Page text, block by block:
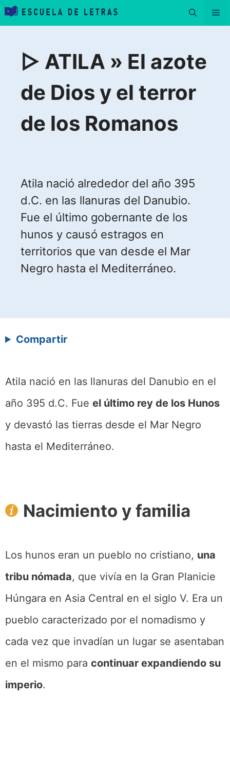
Saltar
contenido▷ ATILA » El azote
de Dios y el terror
de los Romanos
Atila nació alrededor del año 395
d.C. en las llanuras del Danubio.
Fue el último gobernante de los
hunos y causó estragos en
territorios que van desde el Mar
Negro hasta el Mediterráneo.
Compartir
Atila nació en las llanuras del Danubio en el
año 395 d.C. Fue el último rey de los Hunos
y devastó las tierras desde el Mar Negro
hasta el Mediterráneo.
Nacimiento y familia
Los hunos eran un pueblo no cristiano, una
tribu nómada, que vivía en la Gran Planicie
Húngara en Asia Central en el siglo V. Era un
pueblo caracterizado por el nomadismo y
cada vez que invadían un lugar se asentaban
en el mismo para continuar expandiendo su
imperio.